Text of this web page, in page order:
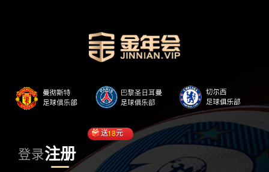
登录注册
送18元